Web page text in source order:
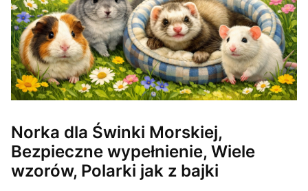
Norka dla Świnki Morskiej,
Bezpieczne wypełnienie, Wiele
wzorów, Polarki jak z bajki